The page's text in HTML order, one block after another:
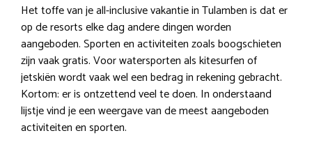
Het toffe van je all-inclusive vakantie in Tulamben is dat er
op de resorts elke dag andere dingen worden
aangeboden. Sporten en activiteiten zoals boogschieten
zijn vaak gratis. Voor watersporten als kitesurfen of
jetskiën wordt vaak wel een bedrag in rekening gebracht.
Kortom: er is ontzettend veel te doen. In onderstaand
lijstje vind je een weergave van de meest aangeboden
activiteiten en sporten.